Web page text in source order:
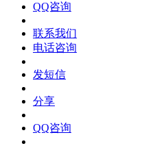
QQ咨询
联系我们
电话咨询
发短信
分享
QQ咨询